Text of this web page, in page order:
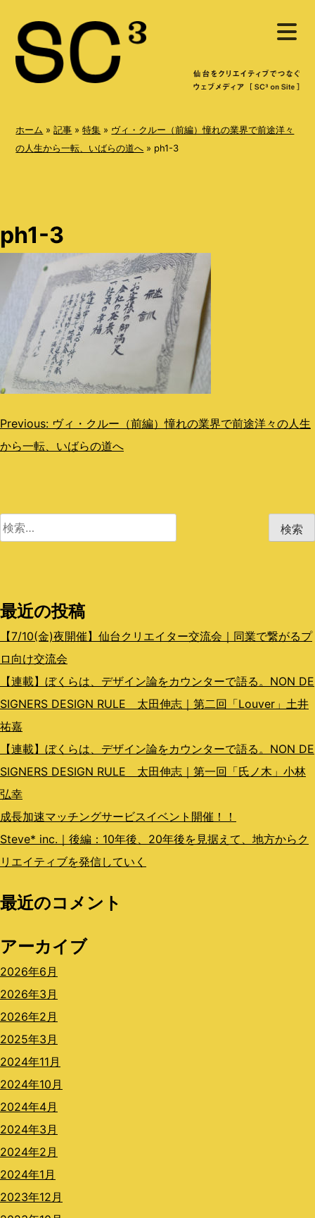
e
メ
ニ
を
開
く
ホーム »記事 »特集 » ヴィ・クルー（前編）憧れの業界で前途洋々
の人生から一転、いばらの道へ » ph1-3
ph1-3
投
稿
ゲ
ョ
ン
Previous: ヴィ・クルー（前編）憧れの業界で前途洋々の人生
から一転、いばらの道へ
検
最近の投稿
【7/10(金)夜開催】仙台クリエイター交流会｜同業で繋がるプ
ロ向け交流会
【連載】ぼくらは、デザイン論をカウンターで語る。NON DE
SIGNERS DESIGN RULE 太田伸志｜第二回「Louver」土井
祐嘉
【連載】ぼくらは、デザイン論をカウンターで語る。NON DE
SIGNERS DESIGN RULE 太田伸志｜第一回「氏ノ木」小林
弘幸
成長加速マッチングサービスイベント開催！！
Steve* inc.｜後編：10年後、20年後を見据えて、地方からク
リエイティブを発信していく
最近のコメント
アーカイブ
2026年6月
2026年3月
2026年2月
2025年3月
2024年11月
2024年10月
2024年4月
2024年3月
2024年2月
2024年1月
2023年12月